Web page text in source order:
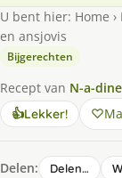
U bent hier: Home ›
en ansjovis
Bijgerechten
Recept van N-a-dine
👍Lekker!
Delen: Delen…